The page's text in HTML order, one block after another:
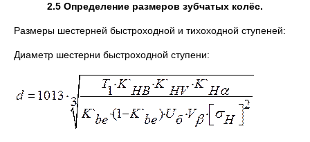
2.5 Определение размеров зубчатых колёс.
Размеры шестерней быстроходной и тихоходной ступеней:
Диаметр шестерни быстроходной ступени: